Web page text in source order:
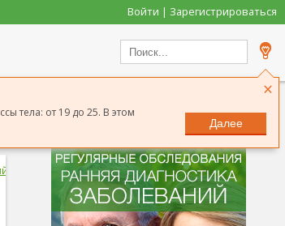
Войти | Зарегистрироваться
×
тела: от 19 до 25. В этом
Далее